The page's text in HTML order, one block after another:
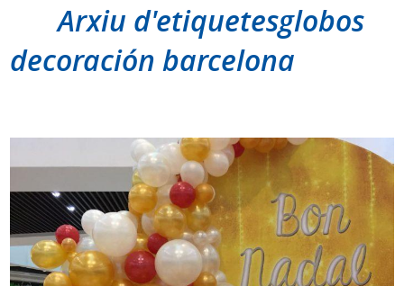
Arxiu d'etiquetesglobos
decoración barcelona